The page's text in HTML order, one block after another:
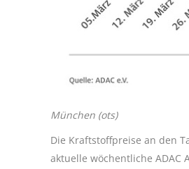
München (ots)
Die Kraftstoffpreise an den
aktuelle wöchentliche